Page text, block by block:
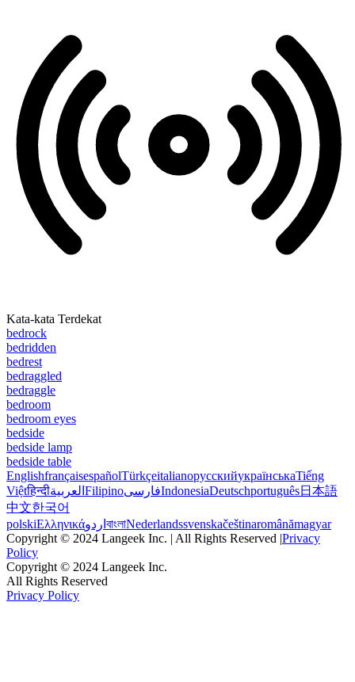
Kata-kata Terdekat
bedrock
bedridden
bedrest
bedraggled
bedraggle
bedroom
bedroom eyes
bedside
bedside lamp
bedside table
EnglishfrançaisespañolTürkçeitalianoрусскийукраїнськаTiếng
Việtहिन्दीالعربية FilipinoفارسیIndonesiaDeutschportuguês日本語
中文한국어
polskiΕλληνικάاردو বাংলাNederlandssvenskačeštinaromânămagyar
Copyright © 2024 Langeek Inc. | All Rights Reserved |Privacy
Policy
Copyright © 2024 Langeek Inc.
All Rights Reserved
Privacy Policy